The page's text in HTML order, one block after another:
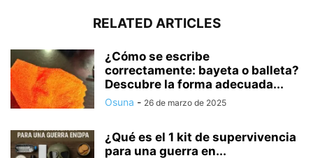
RELATED ARTICLES
¿Cómo se escribe
correctamente: bayeta o balleta?
Descubre la forma adecuada...
Osuna - 26 de marzo de 2025
¿Qué es el 1 kit de supervivencia
para una guerra en...